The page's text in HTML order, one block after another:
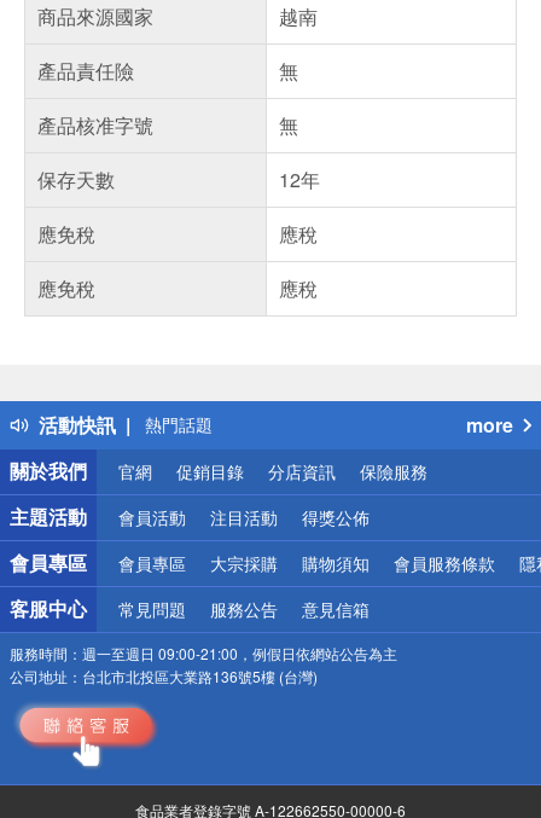
商品來源國家
越南
產品責任險
無
產品核准字號
無
保存天數
12年
應免稅
應稅
應免稅
應稅
活動快訊
得獎公告
熱門話題
銀行優惠
偏遠地區配送
詐騙網頁！請小心！
more
關於我們
官網 促銷目錄 分店資訊 保險服務
主題活動 會員活動 注目活動 得獎公佈
會員專區 會員專區 大宗採購 購物須知 會員服務條款 隱
客服中心 常見問題 服務公告 意見信箱
服務時間： 週一至週日 09:00-21:00，例假日依網站公告為主
公司地址： 台北市北投區大業路136號5樓 (台灣)
食品業者登錄字號 A-122662550-00000-6